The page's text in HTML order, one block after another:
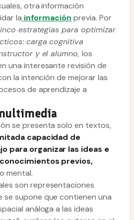
otra información
la información previa. Por
estrategias para optimizar
carga cognitiva
y el alumno,los
una interesante revisión de
la intención de mejorar las
de aprendizaje a
se presenta solo en textos,
capacidad de
para organizar las ideas e
previos,
mental.
son representaciones
supone que contienen una
análoga a las ideas